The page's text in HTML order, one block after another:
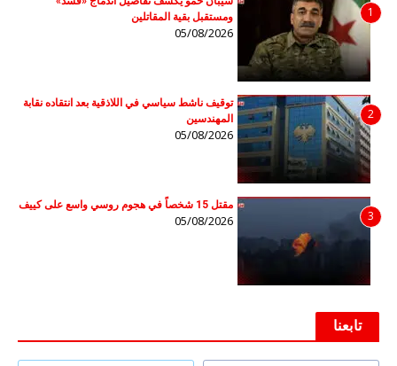
1
ومستقبل بقية المقاتلين
05/08/2026
2
توقيف ناشط سياسي في اللاذقية بعد انتقاده نقابة
المهندسين
05/08/2026
3
مقتل 15 شخصاً في هجوم روسي واسع على كييف
05/08/2026
تابعنا